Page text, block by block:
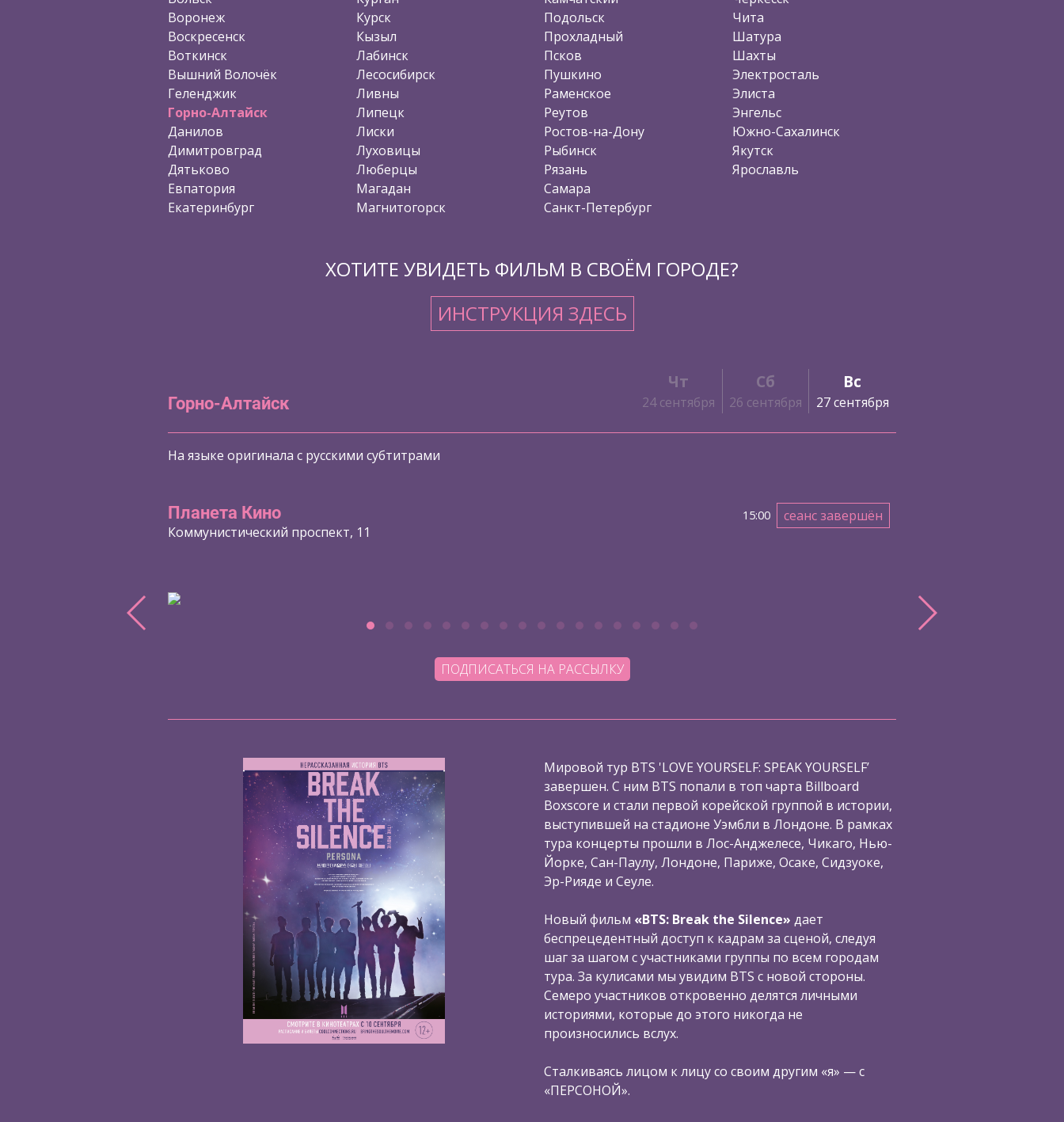
Воронеж
Воскресенск
Воткинск
Вышний Волочёк
Геленджик
Горно-Алтайск
Данилов
Димитровград
Дятьково
Евпатория
Екатеринбург
Курск
Кызыл
Лабинск
Лесосибирск
Ливны
Липецк
Лиски
Луховицы
Люберцы
Магадан
Магнитогорск
Подольск
Прохладный
Псков
Пушкино
Раменское
Реутов
Ростов-на-Дону
Рыбинск
Рязань
Самара
Санкт-Петербург
Чита
Шатура
Шахты
Электросталь
Элиста
Энгельс
Южно-Сахалинск
Якутск
Ярославль
ХОТИТЕ УВИДЕТЬ ФИЛЬМ В СВОЁМ ГОРОДЕ?
ИНСТРУКЦИЯ ЗДЕСЬ
Горно-Алтайск
Чт
24 сентября
Сб
26 сентября
Вс
27 сентября
На языке оригинала с русскими субтитрами
Планета Кино
Коммунистический проспект, 11
15:00 сеанс завершён
ПОДПИСАТЬСЯ НА РАССЫЛКУ
Мировой тур BTS 'LOVE YOURSELF: SPEAK YOURSELF’
завершен. С ним BTS попали в топ чарта Billboard
Boxscore и стали первой корейской группой в истории,
выступившей на стадионе Уэмбли в Лондоне. В рамках
тура концерты прошли в Лос-Анджелесе, Чикаго, Нью-
Йорке, Сан-Паулу, Лондоне, Париже, Осаке, Сидзуоке,
Эр-Рияде и Сеуле.
Новый фильм «BTS: Break the Silence» дает
беспрецедентный доступ к кадрам за сценой, следуя
шаг за шагом с участниками группы по всем городам
тура. За кулисами мы увидим BTS c новой стороны.
Семеро участников откровенно делятся личными
историями, которые до этого никогда не
произносились вслух.
Сталкиваясь лицом к лицу со своим другим «я» — с
«ПЕРСОНОЙ».